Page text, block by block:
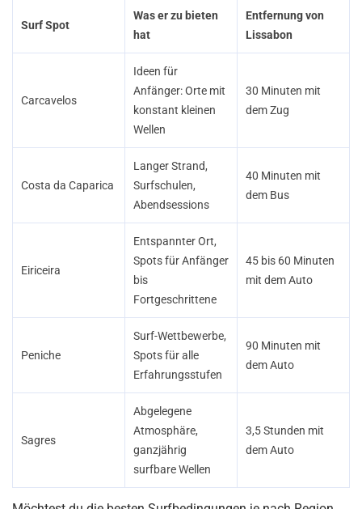
Surf Spot
Was er zu bieten
hat
Entfernung von
Lissabon
Carcavelos
Ideen für
Anfänger: Orte mit
konstant kleinen
Wellen
30 Minuten mit
dem Zug
Costa da Caparica
Langer Strand,
Surfschulen,
Abendsessions
40 Minuten mit
dem Bus
Eiriceira
Entspannter Ort,
Spots für Anfänger
bis
Fortgeschrittene
45 bis 60 Minuten
mit dem Auto
Peniche
Surf-Wettbewerbe,
Spots für alle
Erfahrungsstufen
90 Minuten mit
dem Auto
Sagres
Abgelegene
Atmosphäre,
ganzjährig
surfbare Wellen
3,5 Stunden mit
dem Auto